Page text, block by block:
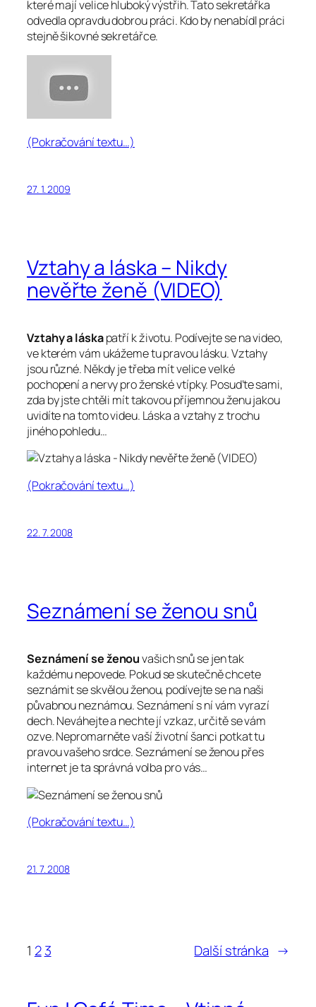
které mají velice hluboký výstřih. Tato sekretářka
odvedla opravdu dobrou práci. Kdo by nenabídl práci
stejně šikovné sekretářce.
(Pokračování textu…)
27. 1. 2009
Vztahy a láska – Nikdy
nevěřte ženě (VIDEO)
Vztahy a láskapatří k životu. Podívejte se na video,
ve kterém vám ukážeme tu pravou lásku. Vztahy
jsou různé. Někdy je třeba mít velice velké
pochopení a nervy pro ženské vtípky. Posuďte sami,
zda by jste chtěli mít takovou příjemnou ženu jakou
uvidíte na tomto videu. Láska a vztahy z trochu
jiného pohledu…
(Pokračování textu…)
22. 7. 2008
Seznámení se ženou snů
Seznámení se ženouvašich snů se jen tak
každému nepovede. Pokud se skutečně chcete
seznámit se skvělou ženou, podívejte se na naši
půvabnou neznámou. Seznámení s ní vám vyrazí
dech. Neváhejte a nechte jí vzkaz, určitě se vám
ozve. Nepromarněte vaší životní šanci potkat tu
pravou vašeho srdce. Seznámení se ženou přes
internet je ta správná volba pro vás…
(Pokračování textu…)
21. 7. 2008
1 2 3 Další stránka →